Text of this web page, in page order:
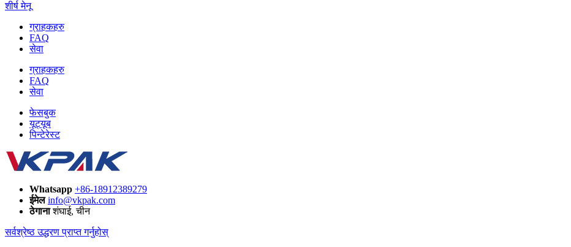
शीर्ष मेनू
ग्राहकहरु
FAQ
सेवा
ग्राहकहरु
FAQ
सेवा
फेसबुक
यूट्यूब
पिन्टेरेस्ट
Whatsapp +86-18912389279
ईमेल info@vkpak.com
ठेगानाशंघाई, चीन
सर्वश्रेष्ठ उद्धरण प्राप्त गर्नुहोस्